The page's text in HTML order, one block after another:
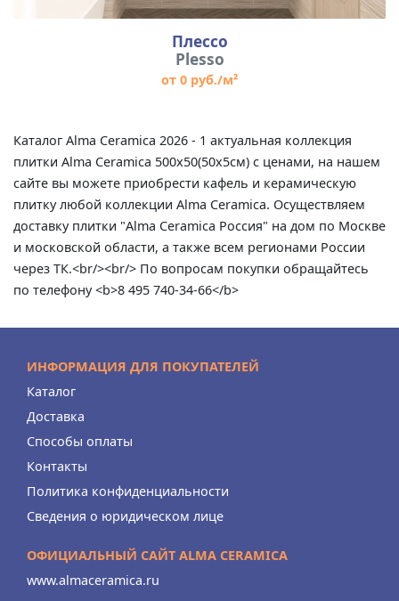
Плессо
Plesso
от 0 руб./м²
Каталог Alma Ceramica 2026 - 1 актуальная коллекция
плитки Alma Ceramica 500x50(50x5см) с ценами, на нашем
сайте вы можете приобрести кафель и керамическую
плитку любой коллекции Alma Ceramica. Осуществляем
доставку плитки "Alma Ceramica Россия" на дом по Москве
и московской области, а также всем регионами России
через ТК.<br/><br/> По вопросам покупки обращайтесь
по телефону <b>8 495 740-34-66</b>
ИНФОРМАЦИЯ ДЛЯ ПОКУПАТЕЛЕЙ
Каталог
Доставка
Способы оплаты
Контакты
Политика конфиденциальности
Сведения о юридическом лице
ОФИЦИАЛЬНЫЙ САЙТ ALMA CERAMICA
www.almaceramica.ru